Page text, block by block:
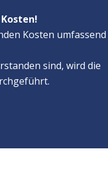
Kosten umfassend
sind, wird die